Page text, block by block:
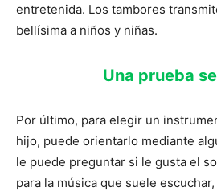
entretenida. Los tambores
bellísima a niños y niñas.
Una prueba
Por último, para elegir un
hijo, puede orientarlo mediante
le puede preguntar si le gusta el
para la música que suele